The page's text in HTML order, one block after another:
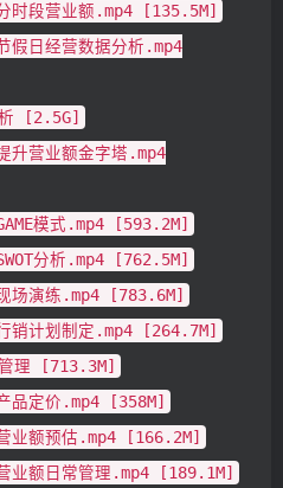
营业额.mp4 [135.5M]
经营数据分析.mp4
[2.5G]
业额金字塔.mp4
模式.mp4 [593.2M]
分析.mp4 [762.5M]
练.mp4 [783.6M]
划制定.mp4 [264.7M]
理 [713.3M]
价.mp4 [358M]
预估.mp4 [166.2M]
日常管理.mp4 [189.1M]